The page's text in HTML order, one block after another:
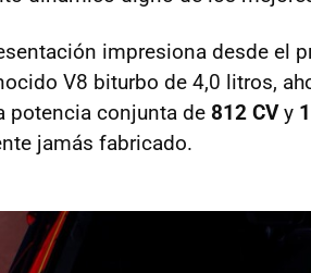
impresiona desde el
V8 biturbo de 4,0 litros,
potencia conjunta de 812 CVy
jamás fabricado.